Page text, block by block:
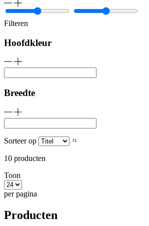
Filteren
Hoofdkleur
Breedte
Sorteer op
10 producten
Toon
per pagina
Producten